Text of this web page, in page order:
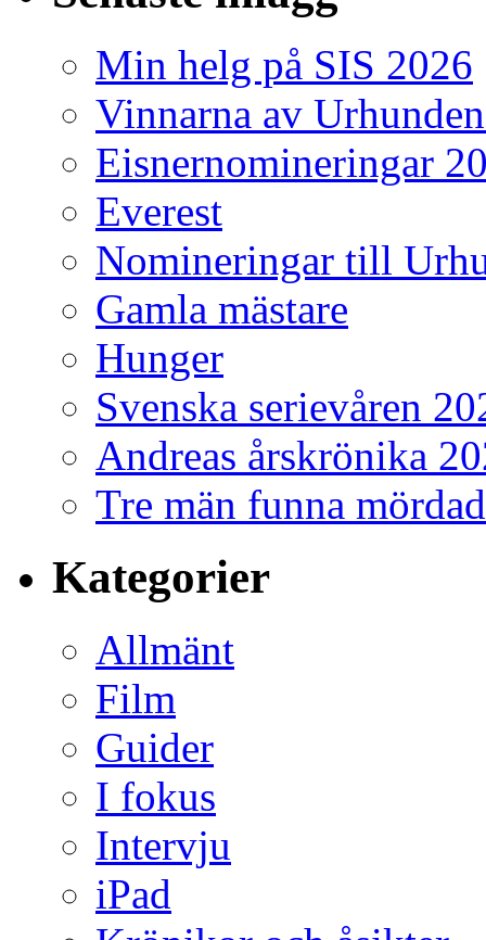
Min helg på SIS 2026
Vinnarna av
Eisnernomineringar
Everest
Nomineringar till
Gamla mästare
Hunger
Svenska serievåren
Andreas årskrönika
Tre män funna
Kategorier
Allmänt
Film
Guider
I fokus
Intervju
iPad